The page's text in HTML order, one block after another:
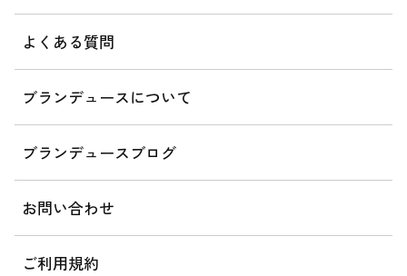
よくある質問
ブランデュースについて
ブランデュースブログ
お問い合わせ
ご利用規約